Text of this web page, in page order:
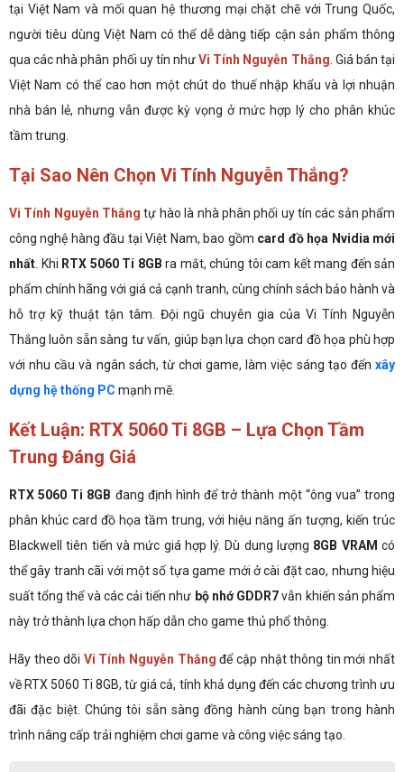
tại Việt Nam và mối quan hệ thương mại chặt chẽ với Trung Quốc,
người tiêu dùng Việt Nam có thể dễ dàng tiếp cận sản phẩm thông
qua các nhà phân phối uy tín nhưVi Tính Nguyễn Thắng . Giá bán tại
Việt Nam có thể cao hơn một chút do thuế nhập khẩu và lợi nhuận
nhà bán lẻ, nhưng vẫn được kỳ vọng ở mức hợp lý cho phân khúc
tầm trung.
Tại Sao Nên Chọn Vi Tính Nguyễn Thắng?
Vi Tính Nguyễn Thắng tự hào là nhà phân phối uy tín các sản phẩm
công nghệ hàng đầu tại Việt Nam, bao gồm card đồ họa Nvidia mới
nhất . Khi RTX 5060 Ti 8GB ra mắt, chúng tôi cam kết mang đến sản
phẩm chính hãng với giá cả cạnh tranh, cùng chính sách bảo hành và
hỗ trợ kỹ thuật tận tâm. Đội ngũ chuyên gia của Vi Tính Nguyễn
Thắng luôn sẵn sàng tư vấn, giúp bạn lựa chọn card đồ họa phù hợp
với nhu cầu và ngân sách, từ chơi game, làm việc sáng tạo đến xây
dựng hệ thống PC mạnh mẽ.
Kết Luận: RTX 5060 Ti 8GB – Lựa Chọn Tầm
Trung Đáng Giá
RTX 5060 Ti 8GB đang định hình để trở thành một “ông vua” trong
phân khúc card đồ họa tầm trung, với hiệu năng ấn tượng, kiến trúc
Blackwell tiên tiến và mức giá hợp lý. Dù dung lượng 8GB VRAM có
thể gây tranh cãi với một số tựa game mới ở cài đặt cao, nhưng hiệu
suất tổng thể và các cải tiến như bộ nhớ GDDR7vẫn khiến sản phẩm
này trở thành lựa chọn hấp dẫn cho game thủ phổ thông.
Hãy theo dõi Vi Tính Nguyễn Thắng để cập nhật thông tin mới nhất
về RTX 5060 Ti 8GB, từ giá cả, tính khả dụng đến các chương trình ưu
đãi đặc biệt. Chúng tôi sẵn sàng đồng hành cùng bạn trong hành
trình nâng cấp trải nghiệm chơi game và công việc sáng tạo.